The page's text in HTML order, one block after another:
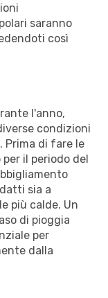
saranno
così
l'anno,
condizioni
Prima di fare le
il periodo del
sia a
più calde. Un
di pioggia
per
dalla